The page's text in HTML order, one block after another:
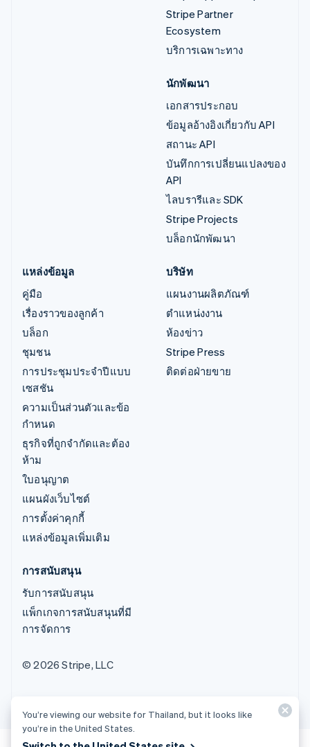
Stripe Partner
Ecosystem
บริการเฉพาะทาง
นักพัฒนา
เอกสารประกอบ
ข้อมูลอ้างอิงเกี่ยวกับ API
สถานะ API
บันทึกการเปลี่ยนแปลงของ
API
ไลบรารีและ SDK
Stripe Projects
บล็อกนักพัฒนา
แหล่งข้อมูล
คู่มือ
เรื่องราวของลูกค้า
บล็อก
ชุมชน
การประชุมประจำปีแบบ
เซสชัน
ความเป็นส่วนตัวและข้อ
กำหนด
ธุรกิจที่ถูกจำกัดและต้อง
ห้าม
ใบอนุญาต
แผนผังเว็บไซต์
การตั้งค่าคุกกี้
แหล่งข้อมูลเพิ่มเติม
บริษัท
แผนงานผลิตภัณฑ์
ตำแหน่งงาน
ห้องข่าว
Stripe Press
ติดต่อฝ่ายขาย
การสนับสนุน
รับการสนับสนุน
แพ็กเกจการสนับสนุนที่มี
การจัดการ
© 2026 Stripe, LLC
You’re viewing our website for Thailand, but it looks like
you’re in the United States.